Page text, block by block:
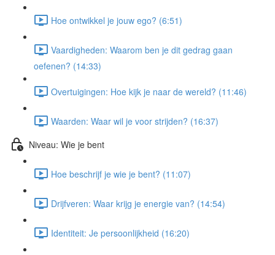
Hoe ontwikkel je jouw ego? (6:51)
Vaardigheden: Waarom ben je dit gedrag gaan
oefenen? (14:33)
Overtuigingen: Hoe kijk je naar de wereld? (11:46)
Waarden: Waar wil je voor strijden? (16:37)
Niveau: Wie je bent
Hoe beschrijf je wie je bent? (11:07)
Drijfveren: Waar krijg je energie van? (14:54)
Identiteit: Je persoonlijkheid (16:20)